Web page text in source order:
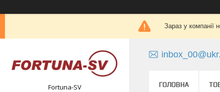
Зараз у компанії
Fortuna-SV ГОЛОВНА